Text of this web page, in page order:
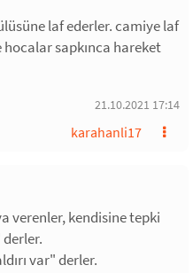
laf ederler. camiye laf
sapkınca hareket
21.10.2021 17:14
karahanli17
verenler, kendisine tepki
var" derler.